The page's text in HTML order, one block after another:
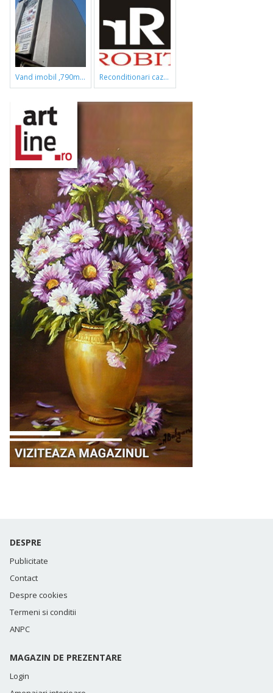
vand imobil ,790m,piata gorjului,pret negociabil reconditionari cazi de baie
DESPRE
Publicitate
Contact
Despre cookies
Termeni si conditii
ANPC
MAGAZIN DE PREZENTARE
Login